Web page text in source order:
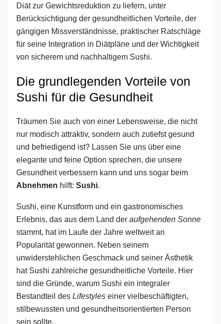
Diät zur Gewichtsreduktion zu liefern, unter
Berücksichtigung der gesundheitlichen Vorteile, der
gängigen Missverständnisse, praktischer Ratschläge
für seine Integration in Diätpläne und der Wichtigkeit
von sicherem und nachhaltigem Sushi.
Die grundlegenden Vorteile von
Sushi für die Gesundheit
Träumen Sie auch von einer Lebensweise, die nicht
nur modisch attraktiv, sondern auch zutiefst gesund
und befriedigend ist? Lassen Sie uns über eine
elegante und feine Option sprechen, die unsere
Gesundheit verbessern kann und uns sogar beim
Abnehmen hilft:Sushi.
Sushi, eine Kunstform und ein gastronomisches
Erlebnis, das aus dem Land deraufgehenden Sonne
stammt, hat im Laufe der Jahre weltweit an
Popularität gewonnen. Neben seinem
unwiderstehlichen Geschmack und seiner Ästhetik
hat Sushi zahlreiche gesundheitliche Vorteile. Hier
sind die Gründe, warum Sushi ein integraler
Bestandteil desLifestyles einer vielbeschäftigten,
stilbewussten und gesundheitsorientierten Person
sein sollte.